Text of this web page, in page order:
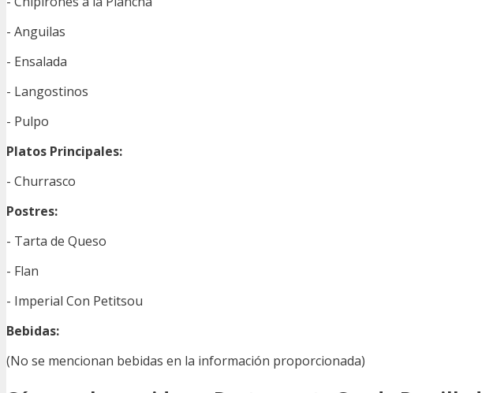
- Anguilas
- Ensalada
- Langostinos
- Pulpo
Platos Principales:
- Churrasco
Postres:
- Tarta de Queso
- Flan
- Imperial Con Petitsou
Bebidas:
(No se mencionan bebidas en la información proporcionada)